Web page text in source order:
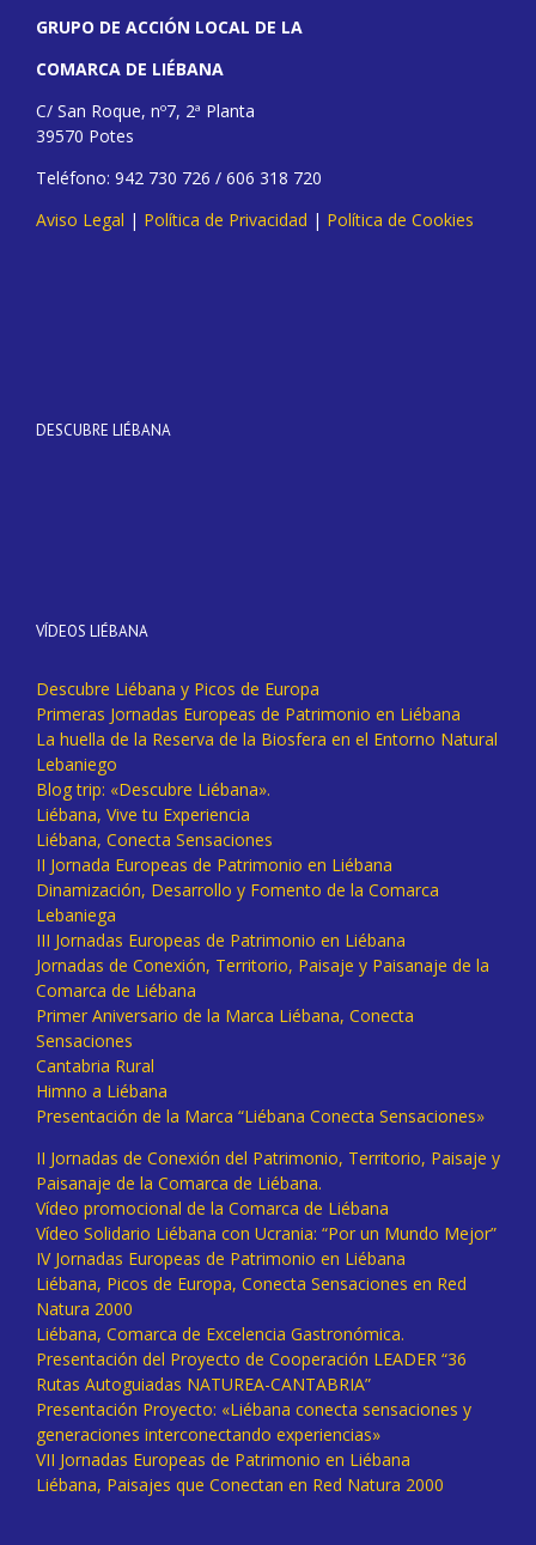
GRUPO DE ACCIÓN LOCAL DE LA
COMARCA DE LIÉBANA
C/ San Roque, nº7, 2ª Planta
39570 Potes
Teléfono: 942 730 726 / 606 318 720
Aviso Legal | Política de Privacidad | Política de Cookies
DESCUBRE LIÉBANA
VÍDEOS LIÉBANA
Descubre Liébana y Picos de Europa
Primeras Jornadas Europeas de Patrimonio en Liébana
La huella de la Reserva de la Biosfera en el Entorno Natural
Lebaniego
Blog trip: «Descubre Liébana».
Liébana, Vive tu Experiencia
Liébana, Conecta Sensaciones
II Jornada Europeas de Patrimonio en Liébana
Dinamización, Desarrollo y Fomento de la Comarca
Lebaniega
III Jornadas Europeas de Patrimonio en Liébana
Jornadas de Conexión, Territorio, Paisaje y Paisanaje de la
Comarca de Liébana
Primer Aniversario de la Marca Liébana, Conecta
Sensaciones
Cantabria Rural
Himno a Liébana
Presentación de la Marca “Liébana Conecta Sensaciones»
II Jornadas de Conexión del Patrimonio, Territorio, Paisaje y
Paisanaje de la Comarca de Liébana.
Vídeo promocional de la Comarca de Liébana
Vídeo Solidario Liébana con Ucrania: “Por un Mundo Mejor”
IV Jornadas Europeas de Patrimonio en Liébana
Liébana, Picos de Europa, Conecta Sensaciones en Red
Natura 2000
Liébana, Comarca de Excelencia Gastronómica.
Presentación del Proyecto de Cooperación LEADER “36
Rutas Autoguiadas NATUREA-CANTABRIA”
Presentación Proyecto: «Liébana conecta sensaciones y
generaciones interconectando experiencias»
VII Jornadas Europeas de Patrimonio en Liébana
Liébana, Paisajes que Conectan en Red Natura 2000